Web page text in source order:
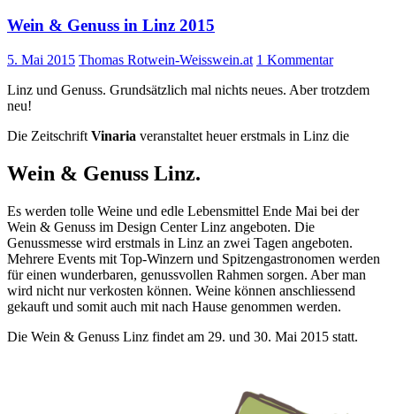
Wein & Genuss in Linz 2015
5. Mai 2015 Thomas Rotwein-Weisswein.at 1 Kommentar
Linz und Genuss. Grundsätzlich mal nichts neues. Aber trotzdem
neu!
Die Zeitschrift Vinaria veranstaltet heuer erstmals in Linz die
Wein & Genuss Linz.
Es werden tolle Weine und edle Lebensmittel Ende Mai bei der
Wein & Genuss im Design Center Linz angeboten. Die
Genussmesse wird erstmals in Linz an zwei Tagen angeboten.
Mehrere Events mit Top-Winzern und Spitzengastronomen werden
für einen wunderbaren, genussvollen Rahmen sorgen. Aber man
wird nicht nur verkosten können. Weine können anschliessend
gekauft und somit auch mit nach Hause genommen werden.
Die Wein & Genuss Linz findet am 29. und 30. Mai 2015 statt.